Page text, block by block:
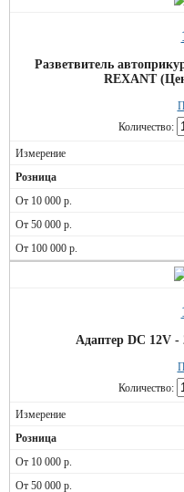
Разветвитель
REXANT
Количество:
Адаптер DC 12V
Количество: